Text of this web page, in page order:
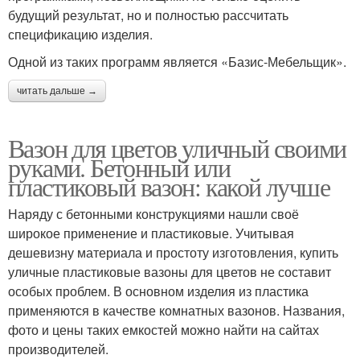
будущий результат, но и полностью рассчитать
спецификацию изделия.
Одной из таких программ является «Базис-Мебельщик».
читать дальше →
Вазон для цветов уличный своими
руками. Бетонный или
пластиковый вазон: какой лучше
Наряду с бетонными конструкциями нашли своё
широкое применение и пластиковые. Учитывая
дешевизну материала и простоту изготовления, купить
уличные пластиковые вазоны для цветов не составит
особых проблем. В основном изделия из пластика
применяются в качестве комнатных вазонов. Названия,
фото и цены таких емкостей можно найти на сайтах
производителей.